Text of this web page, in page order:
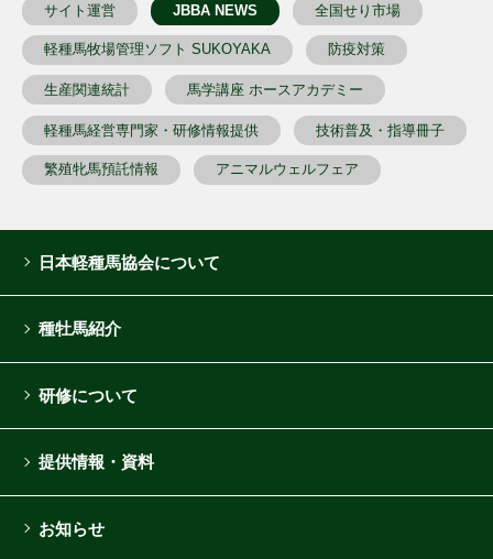
サイト運営 JBBA NEWS 全国せり市場
軽種馬牧場管理ソフト SUKOYAKA 防疫対策
生産関連統計 馬学講座 ホースアカデミー
軽種馬経営専門家・研修情報提供 技術普及・指導冊子
繁殖牝馬預託情報 アニマルウェルフェア
日本軽種馬協会について
種牡馬紹介
研修について
提供情報・資料
お知らせ